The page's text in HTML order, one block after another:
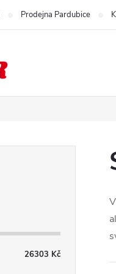
Prodejna Pardubice
26303 Kč